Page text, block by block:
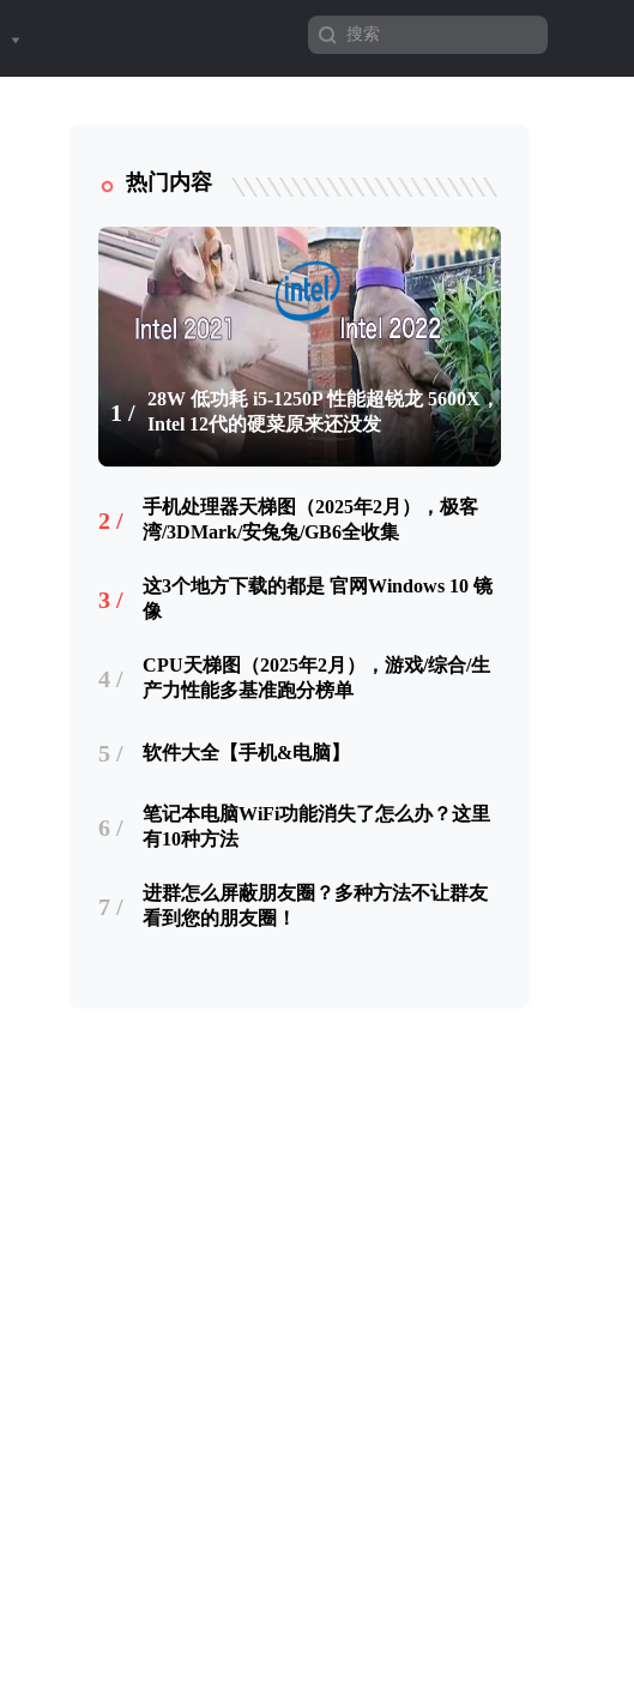
热门内容
1 /
28W 低功耗 i5-1250P 性能超锐龙 5600X，
Intel 12代的硬菜原来还没发
2 /
手机处理器天梯图（2025年2月），极客
湾/3DMark/安兔兔/GB6全收集
3 /
这3个地方下载的都是 官网Windows 10 镜
像
4 /
CPU天梯图（2025年2月），游戏/综合/生
产力性能多基准跑分榜单
5 / 软件大全【手机&电脑】
6 /
笔记本电脑WiFi功能消失了怎么办？这里
有10种方法
7 /
进群怎么屏蔽朋友圈？多种方法不让群友
看到您的朋友圈！